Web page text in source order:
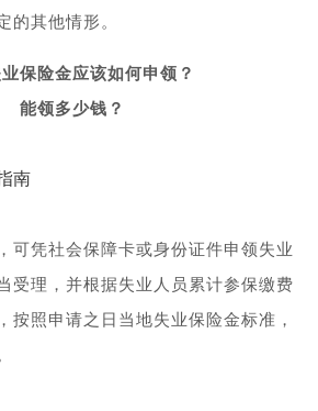
的其他情形。
保险金应该如何申领？
能领多少钱？
南
，可凭社会保障卡或身份证件申领失业
受理，并根据失业人员累计参保缴费
按照申请之日当地失业保险金标准，